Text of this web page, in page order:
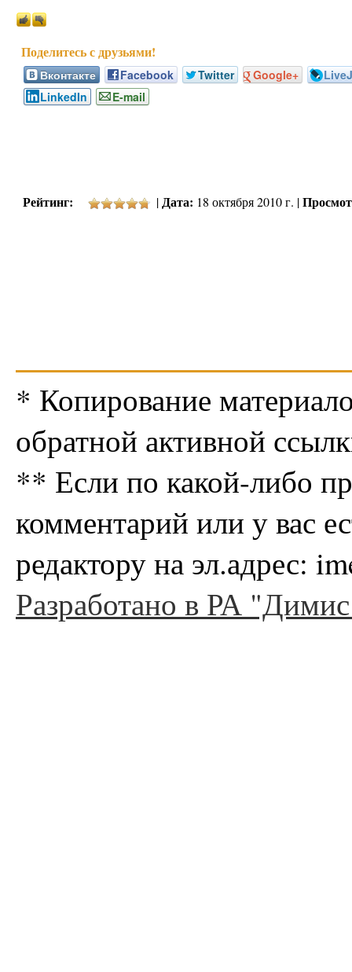
Вконтакте Facebook Twitter Google+
LinkedIn
E-mail
Рейтинг: | Дата: 18 октября 2010 г. |
* Копирование
обратной активной
** Если по какой-либо
комментарий или у вас
редактору на эл.адрес:
Разработано в РА